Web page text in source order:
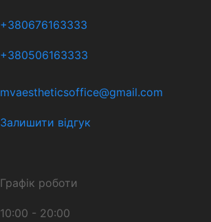
+380676163333
+380506163333
mvaestheticsoffice@gmail.com
Залишити відгук
Графік роботи
10:00 - 20:00